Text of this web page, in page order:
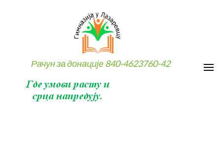
Рачун за донације 840-4623760-42